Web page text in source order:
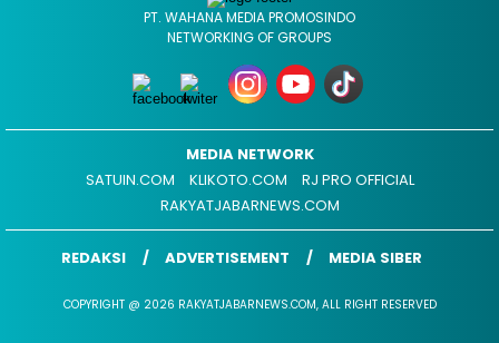
PT. WAHANA MEDIA PROMOSINDO
NETWORKING OF GROUPS
MEDIA NETWORK
SATUIN.COM
KLIKOTO.COM
RJ PRO OFFICIAL
RAKYATJABARNEWS.COM
REDAKSI ADVERTISEMENT MEDIA SIBER
COPYRIGHT @ 2026 RAKYATJABARNEWS.COM, ALL RIGHT RESERVED